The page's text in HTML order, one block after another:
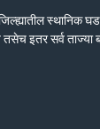
स्थानिक
तसेच इतर सर्व